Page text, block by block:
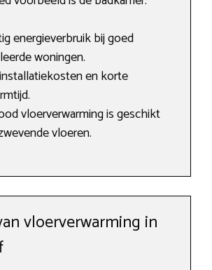
energieverbruik bij goed
woningen.
en korte
vloerverwarming is geschikt
vloeren.
vloerverwarming in